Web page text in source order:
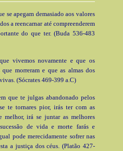
se apegam demasiado aos valores
a reencarnar até compreenderem
do que ter. (Buda 536-483
vivemos novamente e que os
morreram e que as almas dos
(Sócrates 469-399 a.C)
que te julgas abandonado pelos
te tornares pior, irás ter com as
melhor, irá se juntar as melhores
de vida e morte farás e
pode merecidamente sofrer nas
a justiça dos céus. (Platão 427-